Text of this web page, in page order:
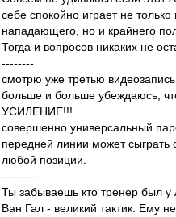
себе спокойно играет не только
нападающего, но и крайнего
Тогда и вопросов никаких не
--------
смотрю уже третью
больше и больше убеждаюсь,
УСИЛЕНИЕ!!!
совершенно универсальный
передней линии может сыграть
любой позиции.
---------
Ты забываешь кто тренер был у
Ван Гал - великий тактик. Ему не